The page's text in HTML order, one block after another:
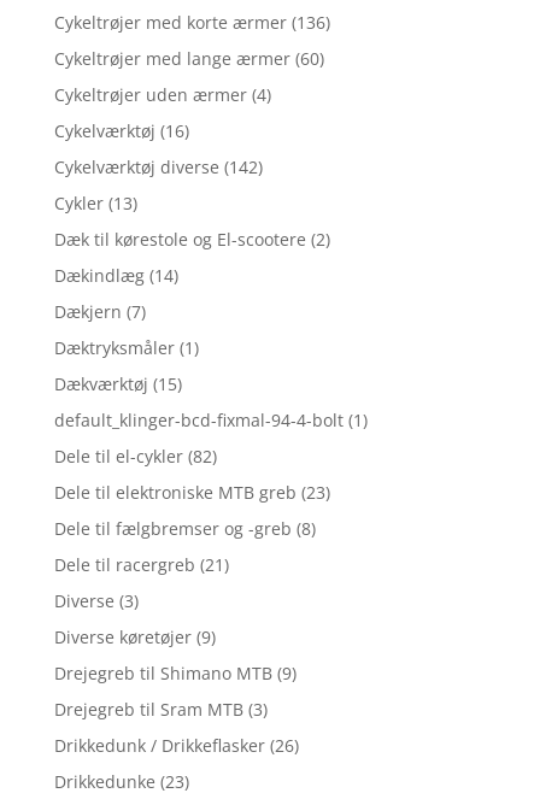
Cykeltrøjer med korte ærmer (136)
Cykeltrøjer med lange ærmer (60)
Cykeltrøjer uden ærmer (4)
Cykelværktøj (16)
Cykelværktøj diverse (142)
Cykler (13)
Dæk til kørestole og El-scootere (2)
Dækindlæg (14)
Dækjern (7)
Dæktryksmåler (1)
Dækværktøj (15)
default_klinger-bcd-fixmal-94-4-bolt (1)
Dele til el-cykler (82)
Dele til elektroniske MTB greb (23)
Dele til fælgbremser og -greb (8)
Dele til racergreb (21)
Diverse (3)
Diverse køretøjer (9)
Drejegreb til Shimano MTB (9)
Drejegreb til Sram MTB (3)
Drikkedunk / Drikkeflasker (26)
Drikkedunke (23)